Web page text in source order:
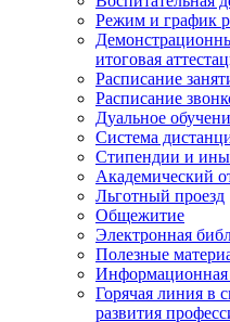
Режим и график
итоговая
Расписание
Расписание
Дуальное
Система
Стипендии и
Академический
Льготный проезд
Общежитие
Электронная
Полезные
Информационная
Горячая линия в
развития